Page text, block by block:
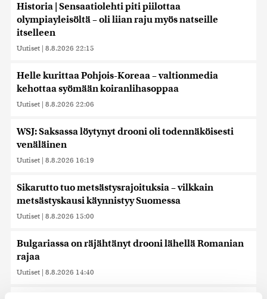
Historia | Sensaatiolehti piti piilottaa
olympiayleisöltä – oli liian raju myös natseille
itselleen
Uutiset | 8.8.2026 22:15
Helle kurittaa Pohjois-Koreaa – valtionmedia
kehottaa syömään koiranlihasoppaa
Uutiset | 8.8.2026 22:06
WSJ: Saksassa löytynyt drooni oli todennäköisesti
venäläinen
Uutiset | 8.8.2026 16:19
Sikarutto tuo metsästysrajoituksia – vilkkain
metsästyskausi käynnistyy Suomessa
Uutiset | 8.8.2026 15:00
Bulgariassa on räjähtänyt drooni lähellä Romanian
rajaa
Uutiset | 8.8.2026 14:40